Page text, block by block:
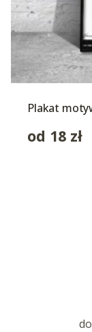
Plakat
od 18 zł